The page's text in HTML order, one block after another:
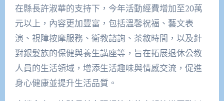
在縣長許淑華的支持下，今年活動經費增加至20萬
元以上，內容更加豐富，包括溫馨祝福、藝文表
演、視障按摩服務、衛教諮詢、茶敘時間，以及針
對銀髮族的保健與養生講座等，旨在拓展退休公教
人員的生活領域，增添生活趣味與情感交流，促進
身心健康並提升生活品質。